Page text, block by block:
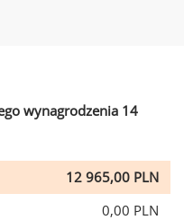
wynagrodzenia 14
12 965,00 PLN
0,00 PLN